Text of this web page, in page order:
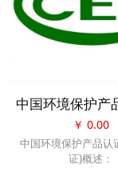
￥ 0.00
中国环境保护产品认
证)概述：